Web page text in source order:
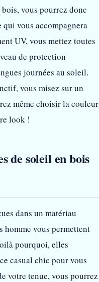
vous pourrez donc
vous accompagnera
UV, vous mettez toutes
de protection
journées au soleil.
vous misez sur un
même choisir la couleur
look !
de soleil en bois
dans un matériau
homme vous permettent
pourquoi, elles
casual chic pour vous
votre tenue, vous pourrez